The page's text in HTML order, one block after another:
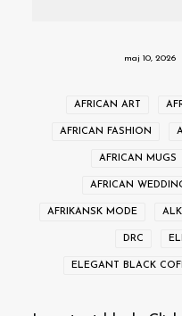
maj 10, 2026
AFRICAN ART
AFRICAN FASHION
AFRICAN MUGS
AFRICAN
AFRIKANSK MODE
DRC
ELEGANT BLACK